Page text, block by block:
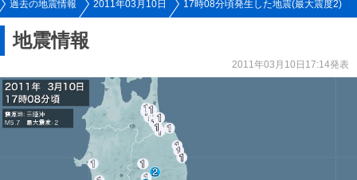
過去の地震情報 2011年03月10日 17時08分頃発生した地震(最大震度2)
地震情報
2011年03月10日17:14発表